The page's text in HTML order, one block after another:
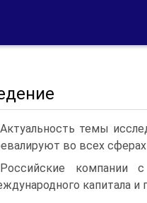
Актуальность темы
во всех
Российские компании
капитала и